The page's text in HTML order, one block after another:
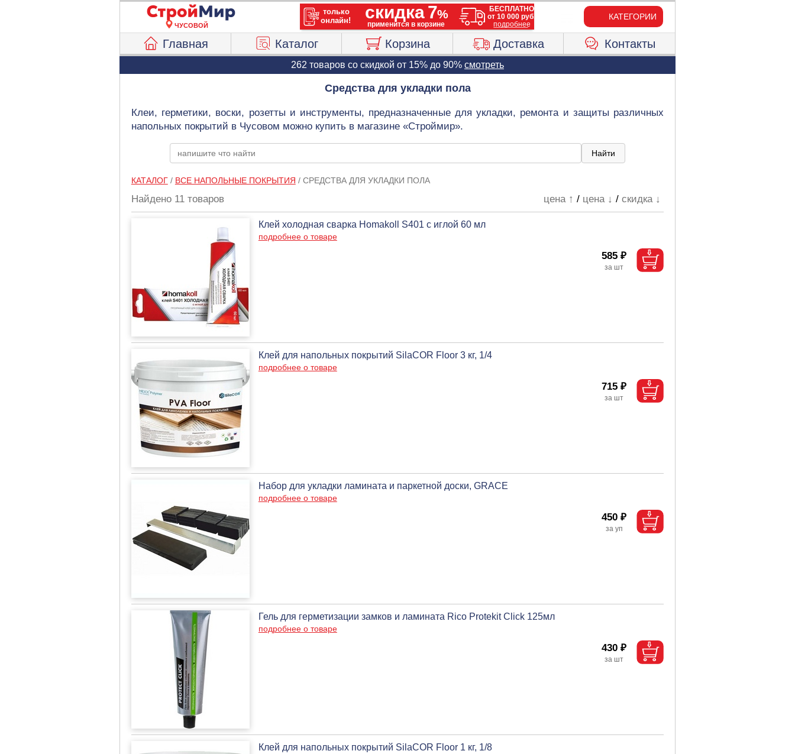
ЧУСОВОЙ
КАТЕГОРИИ
Главная Каталог Корзина Доставка Контакты
262 товаров со скидкой от 15% до 90% смотреть
Средства для укладки пола
Клеи, герметики, воски, розетты и инструменты, предназначенные для укладки, ремонта и защиты различных
напольных покрытий в Чусовом можно купить в магазине «Строймир».
КАТАЛОГ/ ВСЕ НАПОЛЬНЫЕ ПОКРЫТИЯ / СРЕДСТВА ДЛЯ УКЛАДКИ ПОЛА
Найдено 11 товаров цена ↑ / цена ↓ /скидка ↓
Клей холодная сварка Homakoll S401 с иглой 60 мл
подробнее о товаре
585 ₽
Клей для напольных покрытий SilaCOR Floor 3 кг, 1/4
подробнее о товаре
715 ₽
Набор для укладки ламината и паркетной доски, GRACE
подробнее о товаре
450 ₽
Гель для герметизации замков и ламината Rico Protekit Click 125мл
подробнее о товаре
430 ₽
Клей для напольных покрытий SilaCOR Floor 1 кг, 1/8